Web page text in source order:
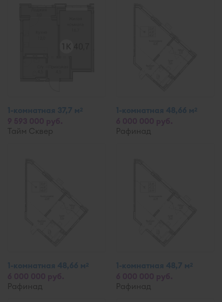
1-комнатная 37,7 м2
Тайм Сквер
1-комнатная 48,66 м2
Рафинад
1-комнатная 48,66 м2
Рафинад
1-комнатная 48,7 м2
Рафинад